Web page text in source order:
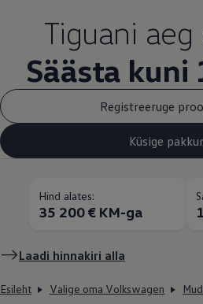
Tiguani aeg
Säästa kuni
Registreeruge
Küsige
Hind alates:
35 200 € KM-ga
Laadi hinnakiri alla
Esileht Valige oma Volkswagen